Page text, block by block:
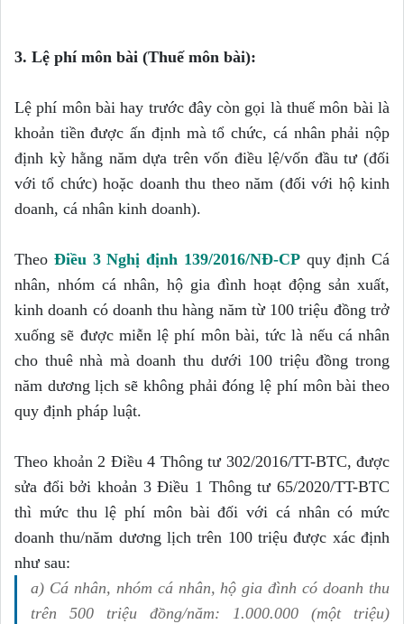
3. Lệ phí môn bài (Thuế môn bài):
Lệ phí môn bài hay trước đây còn gọi là thuế môn bài là
khoản tiền được ấn định mà tổ chức, cá nhân phải nộp
định kỳ hằng năm dựa trên vốn điều lệ/vốn đầu tư (đối
với tổ chức) hoặc doanh thu theo năm (đối với hộ kinh
doanh, cá nhân kinh doanh).
Theo Điều 3 Nghị định 139/2016/NĐ-CPquy định Cá
nhân, nhóm cá nhân, hộ gia đình hoạt động sản xuất,
kinh doanh có doanh thu hàng năm từ 100 triệu đồng trở
xuống sẽ được miễn lệ phí môn bài, tức là nếu cá nhân
cho thuê nhà mà doanh thu dưới 100 triệu đồng trong
năm dương lịch sẽ không phải đóng lệ phí môn bài theo
quy định pháp luật.
Theo khoản 2 Điều 4 Thông tư 302/2016/TT-BTC, được
sửa đổi bởi khoản 3 Điều 1 Thông tư 65/2020/TT-BTC
thì mức thu lệ phí môn bài đối với cá nhân có mức
doanh thu/năm dương lịch trên 100 triệu được xác định
như sau:
a) Cá nhân, nhóm cá nhân, hộ gia đình có doanh thu
trên 500 triệu đồng/năm: 1.000.000 (một triệu)